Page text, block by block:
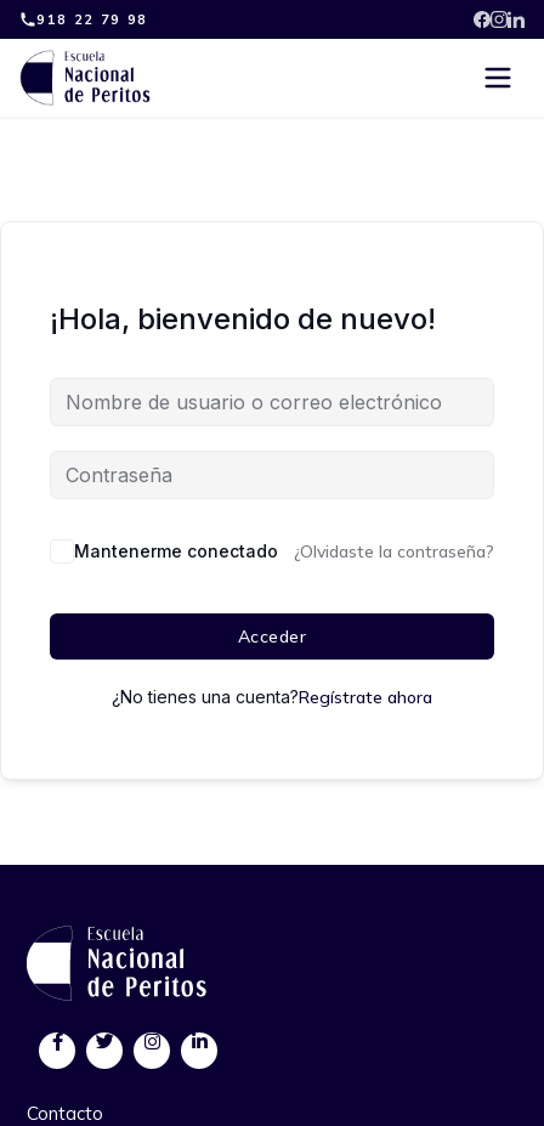
Skip
to
content
918 22 79 98
¡Hola, bienvenido de nuevo!
Mantenerme conectado ¿Olvidaste la contraseña?
Acceder
¿No tienes una cuenta?Regístrate ahora
Contacto